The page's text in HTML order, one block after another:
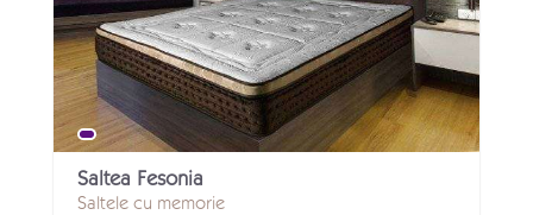
Saltea Fesonia
Saltele cu memorie